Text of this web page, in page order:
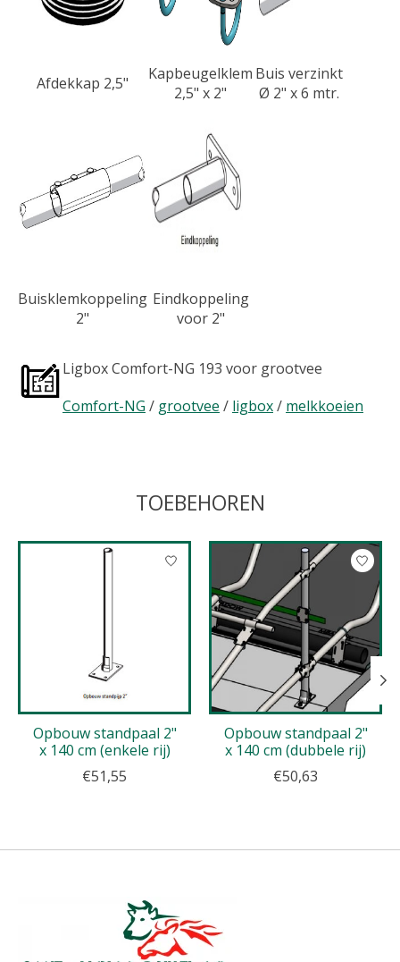
Afdekkap 2,5"
Kapbeugelklem
2,5" x 2"
Buis verzinkt
Ø 2" x 6 mtr.
Buisklemkoppeling
2"
Eindkoppeling
voor 2"
Ligbox Comfort-NG 193 voor grootvee
Comfort-NG / grootvee / ligbox/ melkkoeien
TOEBEHOREN
Items van productcarrousel
Opbouw standpaal 2"
x 140 cm (enkele rij)
€51,55
Opbouw standpaal 2"
x 140 cm (dubbele rij)
€50,63